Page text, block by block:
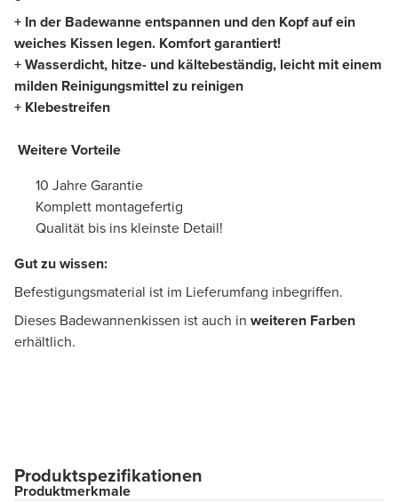
+ In der Badewanne entspannen und den Kopf auf ein
weiches Kissen legen. Komfort garantiert!
+ Wasserdicht, hitze- und kältebeständig, leicht mit einem
milden Reinigungsmittel zu reinigen
+ Klebestreifen
Weitere Vorteile
10 Jahre Garantie
Komplett montagefertig
Qualität bis ins kleinste Detail!
Gut zu wissen: ​
Befestigungsmaterial ist im Lieferumfang inbegriffen.
Dieses Badewannenkissen ist auch in weiteren Farben
erhältlich.
Produktspezifikationen
Produktmerkmale